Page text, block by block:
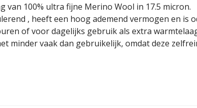
van 100% ultra fijne Merino Wool in 17.5 micron.
, heeft een hoog ademend vermogen en is
of voor dagelijks gebruik als extra
minder vaak dan gebruikelijk, omdat deze